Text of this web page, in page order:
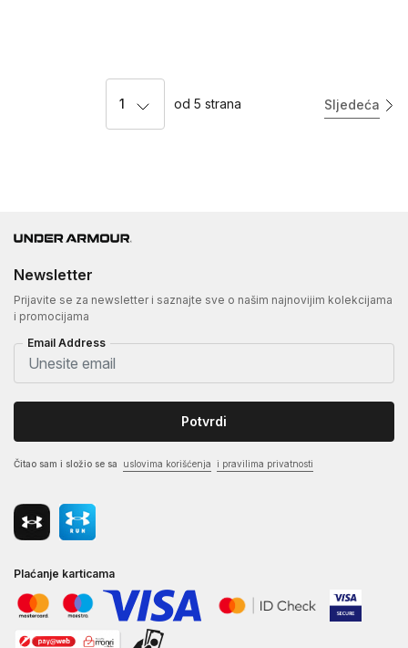
1 od 5 strana Sljedeća
Newsletter
Prijavite se za newsletter i saznajte sve o našim najnovijim kolekcijama
i promocijama
Email Address
Potvrdi
Čitao sam i složio se sa uslovima korišćenja i pravilima privatnosti
Plaćanje karticama